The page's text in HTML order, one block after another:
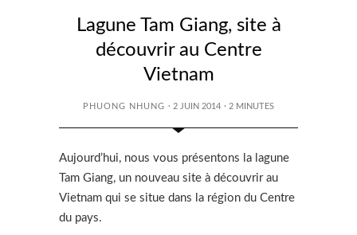
Lagune Tam Giang, site à
découvrir au Centre
Vietnam
PHUONG NHUNG · 2 JUIN 2014 · 2 MINUTES
Aujourd’hui, nous vous présentons la lagune
Tam Giang, un nouveau site à découvrir au
Vietnam qui se situe dans la région du Centre
du pays.